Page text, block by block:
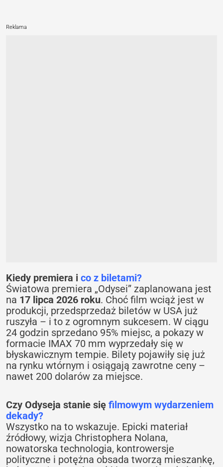
Reklama
Kiedy premiera ico z biletami?
Światowa premiera „Odysei” zaplanowana jest
na 17 lipca 2026 roku. Choć film wciąż jest w
produkcji, przedsprzedaż biletów w USA już
ruszyła – i to z ogromnym sukcesem. W ciągu
24 godzin sprzedano 95% miejsc, a pokazy w
formacie IMAX 70 mm wyprzedały się w
błyskawicznym tempie. Bilety pojawiły się już
na rynku wtórnym i osiągają zawrotne ceny –
nawet 200 dolarów za miejsce.
Czy Odyseja stanie sięfilmowym wydarzeniem
dekady?
Wszystko na to wskazuje. Epicki materiał
źródłowy, wizja Christophera Nolana,
nowatorska technologia, kontrowersje
polityczne i potężna obsada tworzą mieszankę,